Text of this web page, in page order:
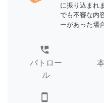
に振り込まれ
でも不審な内
ーがあった場
perm_phone_msg
パトロー
ル
smartphone